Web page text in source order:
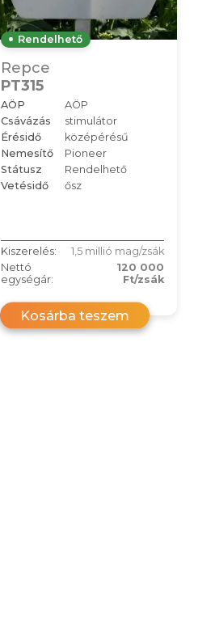
Rendelhető
Repce
PT315
AÖP
AÖP
Csávázás
stimulátor
Érésidő
középérésű
Nemesítő
Pioneer
Státusz
Rendelhető
Vetésidő
ősz
Kiszerelés:
1,5 millió mag/zsák
Nettó
egységár:
120 000
Ft/zsák
Kosárba teszem